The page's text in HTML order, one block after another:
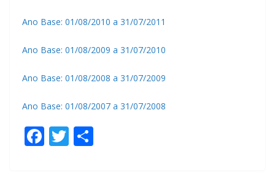
Ano Base: 01/08/2010 a 31/07/2011
Ano Base: 01/08/2009 a 31/07/2010
Ano Base: 01/08/2008 a 31/07/2009
Ano Base: 01/08/2007 a 31/07/2008
F T